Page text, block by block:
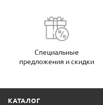
Специальные
предложения и скидки
КАТАЛОГ